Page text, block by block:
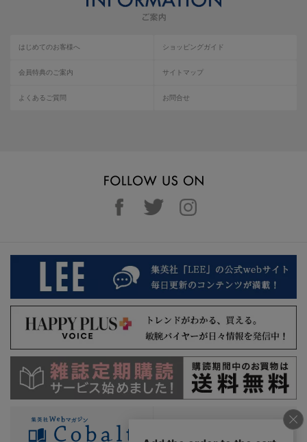
はじめてのお客様へ ショッピングガイド
会員特典のご案内 サイトマップ
よくあるご質問 お問合せ